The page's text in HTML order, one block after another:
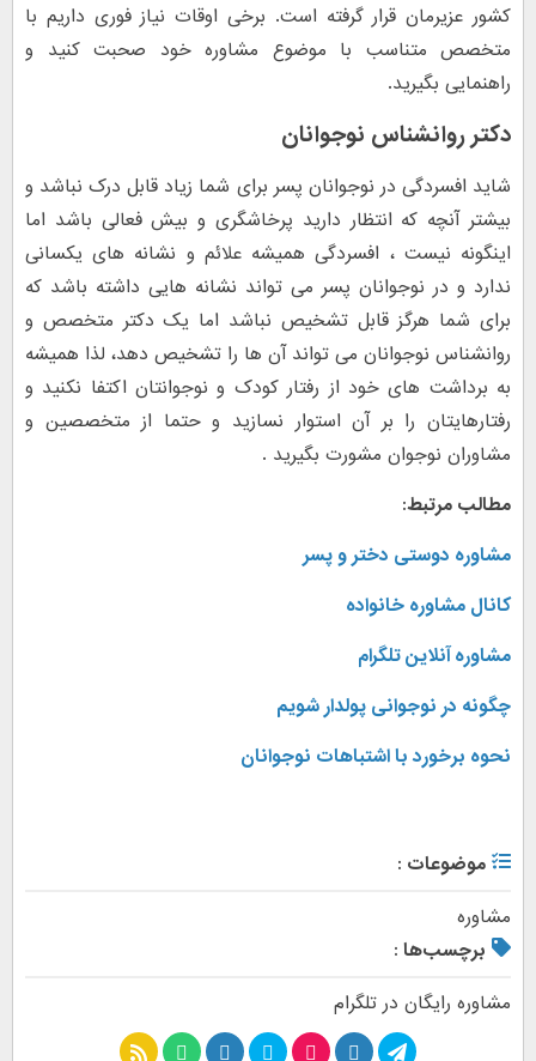
کشور عزیرمان قرار گرفته است. برخی اوقات نیاز فوری داریم با
متخصص متناسب با موضوع مشاوره خود صحبت کنید و
راهنمایی بگیرید.
دکتر روانشناس نوجوانان
شاید افسردگی در نوجوانان پسر برای شما زیاد قابل درک نباشد و
بیشتر آنچه که انتظار دارید پرخاشگری و بیش فعالی باشد اما
اینگونه نیست ، افسردگی همیشه علائم و نشانه های یکسانی
ندارد و در نوجوانان پسر می تواند نشانه هایی داشته باشد که
برای شما هرگز قابل تشخیص نباشد اما یک دکتر متخصص و
روانشناس نوجوانان می تواند آن ها را تشخیص دهد، لذا همیشه
به برداشت های خود از رفتار کودک و نوجوانتان اکتفا نکنید و
رفتارهایتان را بر آن استوار نسازید و حتما از متخصصین و
مشاوران نوجوان مشورت بگیرید .
مطالب مرتبط:
مشاوره دوستی دختر و پسر
کانال مشاوره خانواده
مشاوره آنلاین تلگرام
چگونه در نوجوانی پولدار شویم
نحوه برخورد با اشتباهات نوجوانان
موضوعات :
مشاوره
برچسب‌ها :
مشاوره رایگان در تلگرام